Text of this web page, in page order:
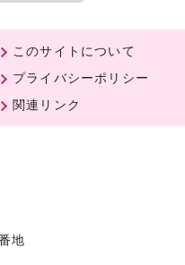
このサイトについて
プライバシーポリシー
関連リンク
地